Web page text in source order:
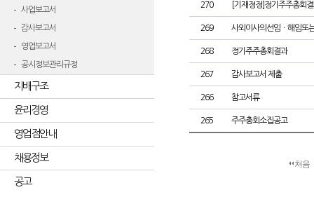
사업보고서
감사보고서
영업보고서
공시정보관리규정
지배구조
윤리경영
영업점안내
채용정보
공고
270 [기재정정]정기주주총회
269 사외이사의선임ㆍ해임또
268 정기주주총회결과
267 감사보고서 제출
266 참고서류
265 주주총회소집공고
처음